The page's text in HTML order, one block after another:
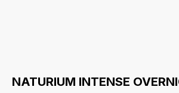
NATURIUM INTENSE